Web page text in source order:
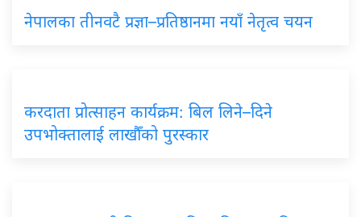
नेपालका तीनवटै प्रज्ञा–प्रतिष्ठानमा नयाँ नेतृत्व चयन
करदाता प्रोत्साहन कार्यक्रम: बिल लिने–दिने
उपभोक्तालाई लाखौँको पुरस्कार